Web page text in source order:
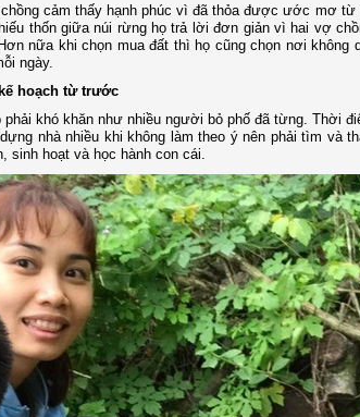
cảm thấy hạnh phúc vì đã thỏa được ước mơ
thốn giữa núi rừng họ trả lời đơn giản vì hai vợ
nữa khi chọn mua đất thì họ cũng chọn nơi không
ngày.
hoạch từ trước
khó khăn như nhiều người bỏ phố đã từng. Thời
nhà nhiều khi không làm theo ý nên phải tìm và
hoạt và học hành con cái.